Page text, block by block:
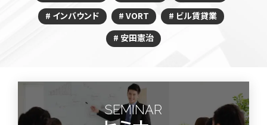
インバウンド
VORT
ビル賃貸業
安田憲治
SEMINAR